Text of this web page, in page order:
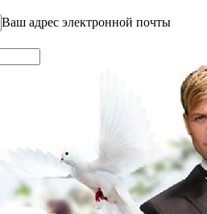
Ваш адрес электронной почты